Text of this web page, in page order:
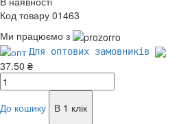
Код товару 01463
Ми працюємо з
Для оптових замовників
37.50 ₴
До кошику
В 1 клік